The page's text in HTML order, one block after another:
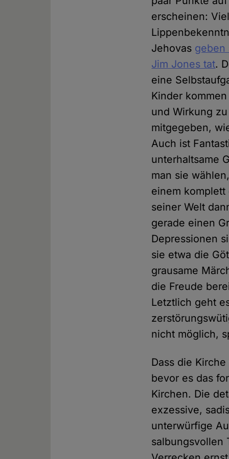
erscheinen:
Jehovas geben
Jim Jones tat.
eine
Kinder
und Wirkung
mitgegeben,
Auch ist
unterhaltsame
man sie
einem
seiner Welt
gerade einen
Depressionen
sie etwa die
grausame
die Freude
Letztlich geht
nicht möglich,
Dass die
bevor es das
Kirchen. Die
exzessive,
unterwürfige
salbungsvollen